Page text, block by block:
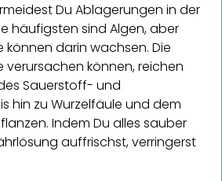
Du Ablagerungen in der
häufigsten sind Algen, aber
darin wachsen. Die
verursachen können, reichen
Sauerstoff- und
hin zu Wurzelfäule und dem
Indem Du alles sauber
auffrischst, verringerst